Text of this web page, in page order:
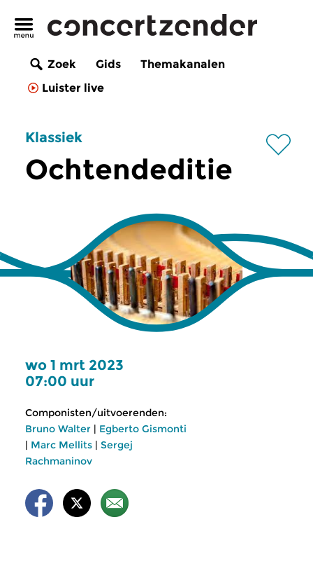
Zoek Gids
Themakanalen
Luister live
Klassiek
Ochtendeditie
wo 1 mrt 2023
07:00 uur
Componisten/uitvoerenden:
Bruno Walter | Egberto Gismonti
| Marc Mellits | Sergej
Rachmaninov